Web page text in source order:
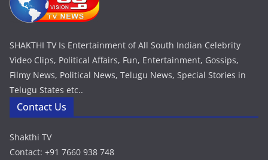
SHAKTHI TV Is Entertainment of All South Indian Celebrity
Video Clips, Political Affairs, Fun, Entertainment, Gossips,
Filmy News, Political News, Telugu News, Special Stories in
Telugu States etc..
Contact Us
Shakthi TV
Contact: +91 7660 938 748